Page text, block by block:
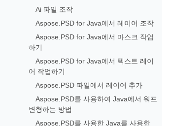
Ai 파일 조작
Aspose.PSD for Java에서 레이어 조작
Aspose.PSD for Java에서 마스크 작업
하기
Aspose.PSD for Java에서 텍스트 레이
어 작업하기
Aspose.PSD 파일에서 레이어 추가
Aspose.PSD를 사용하여 Java에서 워프
변형하는 방법
Aspose.PSD를 사용한 Java를 사용한